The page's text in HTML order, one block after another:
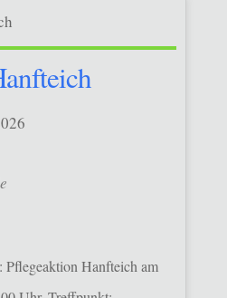
Hanfteich am